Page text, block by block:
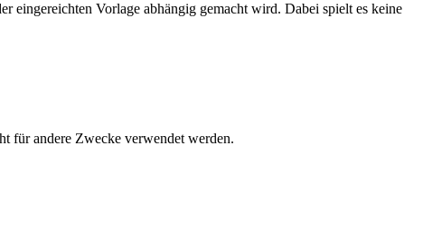
eingereichten Vorlage abhängig gemacht wird. Dabei spielt es keine
für andere Zwecke verwendet werden.